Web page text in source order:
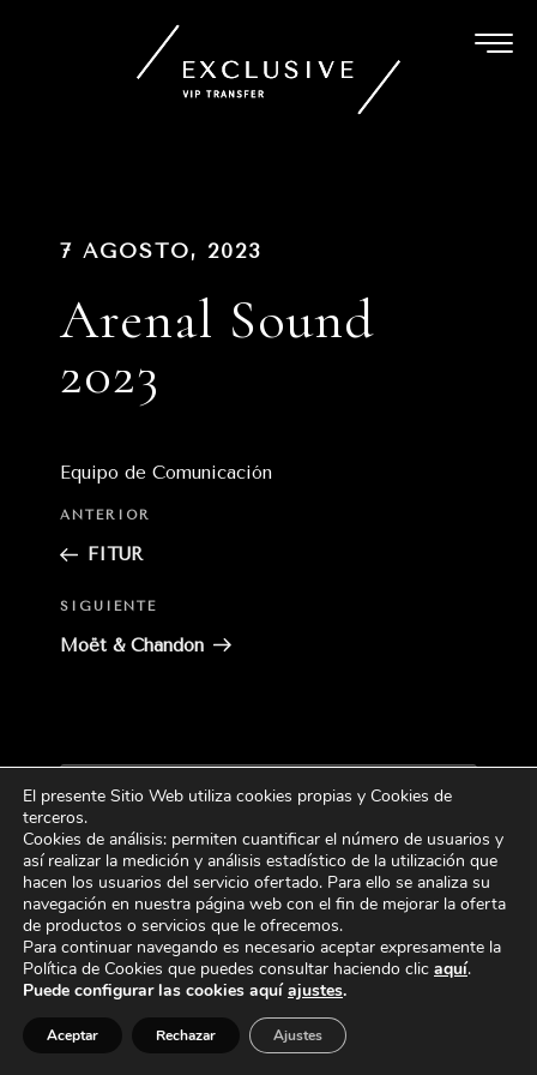
7 AGOSTO, 2023
Arenal Sound
2023
Equipo de Comunicación
Navegación
entradas
Entrada
anterior:
ANTERIOR
FITUR
Siguiente
entrada
SIGUIENTE
Moët & Chandon
por:
CATEGORÍAS
El presente Sitio Web utiliza cookies propias y Cookies de
terceros.
Cookies de análisis: permiten cuantificar el número de usuarios y
así realizar la medición y análisis estadístico de la utilización que
hacen los usuarios del servicio ofertado. Para ello se analiza su
navegación en nuestra página web con el fin de mejorar la oferta
de productos o servicios que le ofrecemos.
Para continuar navegando es necesario aceptar expresamente la
Política de Cookies que puedes consultar haciendo clic aquí.
Puede configurar las cookies aquíajustes.
Aceptar Rechazar Ajustes